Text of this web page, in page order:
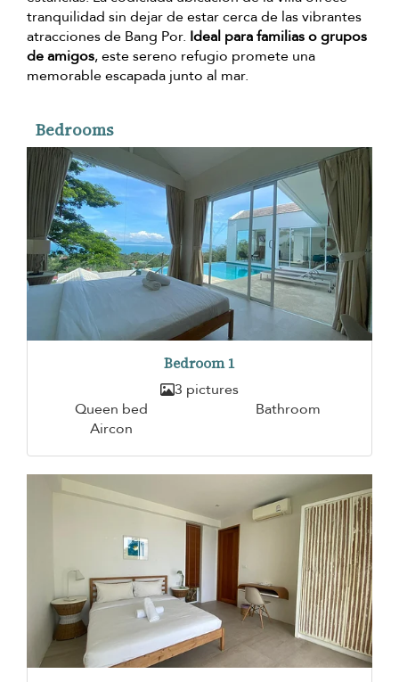
tranquilidad sin dejar de estar cerca de las vibrantes
atracciones de Bang Por. Ideal para familias o grupos
de amigos, este sereno refugio promete una
memorable escapada junto al mar.
Bedrooms
Bedroom 1
3 pictures
Queen bed
Bathroom
Aircon